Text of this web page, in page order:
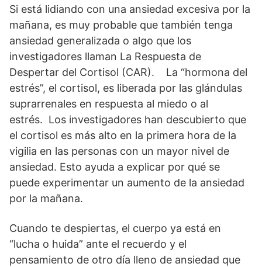
Si está lidiando con una ansiedad excesiva por la
mañana, es muy probable que también tenga
ansiedad generalizada o algo que los
investigadores llaman La Respuesta de
Despertar del Cortisol (CAR). La “hormona del
estrés”, el cortisol, es liberada por las glándulas
suprarrenales en respuesta al miedo o al
estrés. Los investigadores han descubierto que
el cortisol es más alto en la primera hora de la
vigilia en las personas con un mayor nivel de
ansiedad. Esto ayuda a explicar por qué se
puede experimentar un aumento de la ansiedad
por la mañana.
Cuando te despiertas, el cuerpo ya está en
“lucha o huida” ante el recuerdo y el
pensamiento de otro día lleno de ansiedad que